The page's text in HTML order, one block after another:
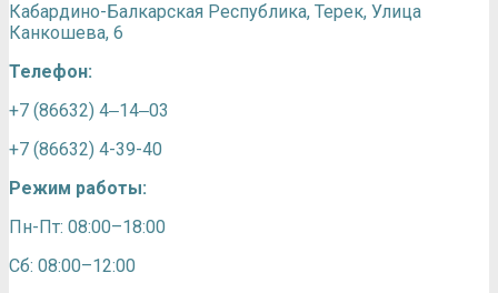
Кабардино-Балкарская Республика, Терек, Улица
Канкошева, 6
Телефон:
+7 (86632) 4‒14‒03
+7 (86632) 4-39-40
Режим работы:
Пн-Пт: 08:00–18:00
Сб: 08:00–12:00